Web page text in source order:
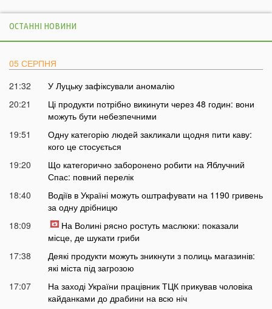
ОСТАННІ НОВИНИ
05 СЕРПНЯ
21:32
У Луцьку зафіксували аномалію
20:21
Ці продукти потрібно викинути через 48 годин: вони
можуть бути небезпечними
19:51
Одну категорію людей закликали щодня пити каву:
кого це стосується
19:20
Що категорично заборонено робити на Яблучний
Спас: повний перелік
18:40
Водіїв в Україні можуть оштрафувати на 1190 гривень
за одну дрібницю
18:09
На Волині рясно ростуть маслюки: показали
місце, де шукати гриби
17:38
Деякі продукти можуть зникнути з полиць магазинів:
які міста під загрозою
17:07
На заході України працівник ТЦК прикував чоловіка
кайданками до драбини на всю ніч